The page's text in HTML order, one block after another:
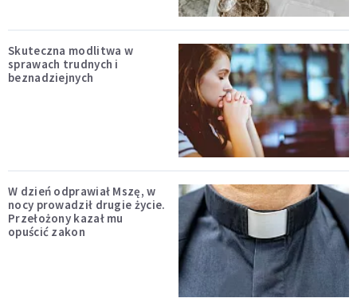
Skuteczna modlitwa w
sprawach trudnych i
beznadziejnych
W dzień odprawiał Mszę, w
nocy prowadził drugie życie.
Przełożony kazał mu
opuścić zakon